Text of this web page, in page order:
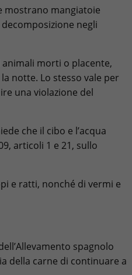
mostrano mangiatoie
negli
morti o placente,
notte. Lo stesso vale per
una violazione del
che il cibo e l’acqua
articoli 1 e 21, sullo
e ratti, nonché di vermi e
spagnolo
della carne di continuare a